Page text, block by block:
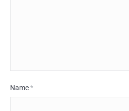
Name*